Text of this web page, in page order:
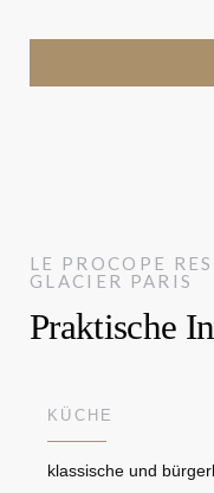
LE PROCOPE
GLACIER
PARIS
Praktische
KÜCHE
klassische und